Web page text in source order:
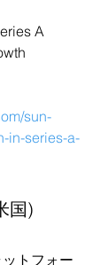
A
sun-
in-series-a-
国)
トフォー